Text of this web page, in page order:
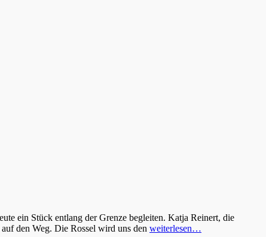
ein Stück entlang der Grenze begleiten. Katja Reinert, die
den Weg. Die Rossel wird uns den weiterlesen…